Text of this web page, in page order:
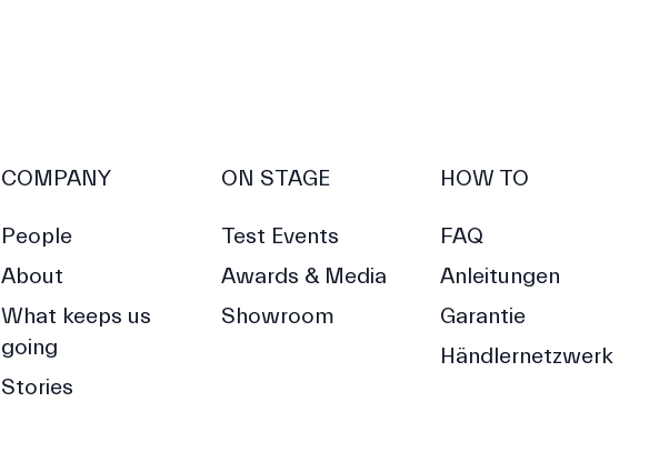
COMPANY
People
About
What keeps us
going
Stories
ON STAGE
Test Events
Awards & Media
Showroom
HOW TO
FAQ
Anleitungen
Garantie
Händlernetzwerk